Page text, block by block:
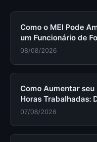
Como o MEI Pode
um Funcionário de
08/08/2026
Como Aumentar
Horas Trabalhadas:
07/08/2026